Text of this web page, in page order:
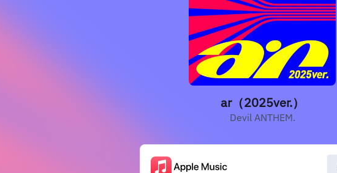
ar（2025ver.）
Devil ANTHEM.